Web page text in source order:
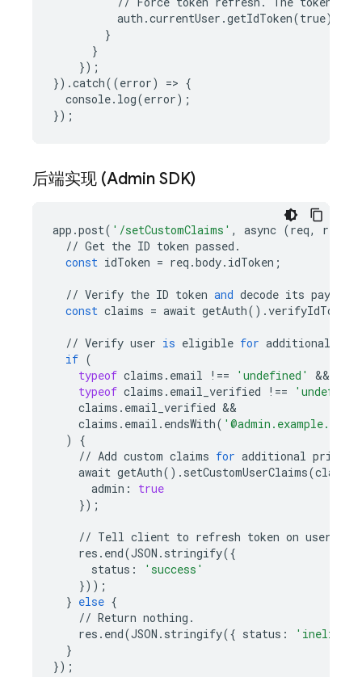
auth .currentUser .getIdToken(true);
}
}
});
}) .catch((error) => {
console. log(error);
});
后端实现 (Admin SDK)
app .post( '/setCustomClaims' , async (req, res
// Get the ID token passed .
const idToken = req .body. idToken ;
// Verify the ID token and decode its payload
const claims = await getAuth() .verifyIdToken
// Verify user is eligible for additional
if (
typeof claims . email !== 'undefined'
typeof claims . email_verified !==
claims . email_verified
claims . email . endsWith( '@admin.example.com'
)
{
// Add custom claims for additional
await getAuth() . setCustomUserClaims(claims
admin :
true
});
// Tell client to refresh token on user
res . end(JSON . stringify({
status :
'success'
}));
} else {
// Return nothing .
res . end(JSON . stringify({ status :
}
});